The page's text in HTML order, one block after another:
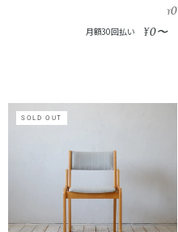
¥0
月額30回払い ¥0〜
SOLD OUT